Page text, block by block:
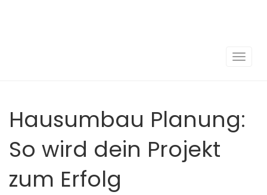
Hausumbau Planung:
So wird dein Projekt
zum Erfolg